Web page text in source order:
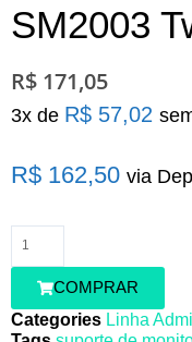
SM2003
R$ 171,05
3x de R$ 57,02
R$ 162,50 via
Suporte
COMPRAR
Categories Linha